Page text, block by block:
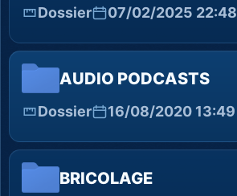
Dossier 07/02/2025 22:48
AUDIO PODCASTS
Dossier 16/08/2020 13:49
BRICOLAGE